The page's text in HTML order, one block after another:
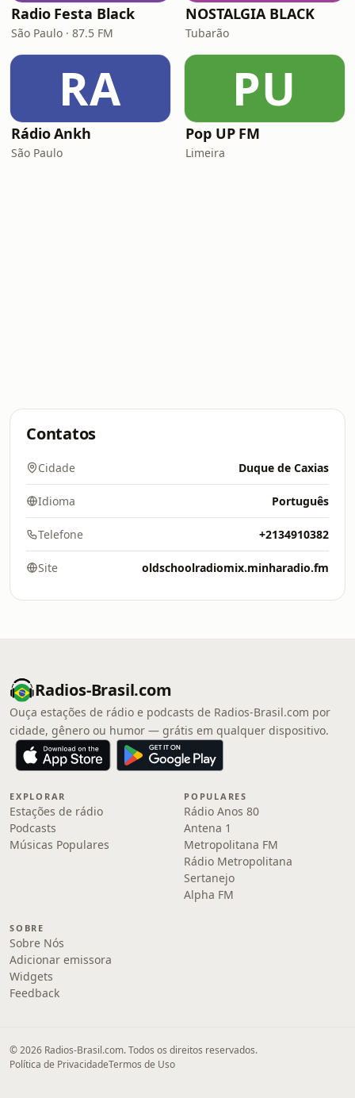
Radio Festa Black
São Paulo · 87.5 FM
NOSTALGIA BLACK
Tubarão
RA
Rádio Ankh
São Paulo
PU
Pop UP FM
Limeira
Contatos
Cidade Duque de Caxias
Idioma Português
Telefone +2134910382
Site oldschoolradiomix.minharadio.fm
Radios-Brasil.com
Ouça estações de rádio e podcasts de Radios-Brasil.com por
cidade, gênero ou humor — grátis em qualquer dispositivo.
EXPLORAR
Estações de rádio
Podcasts
Músicas Populares
POPULARES
Rádio Anos 80
Antena 1
Metropolitana FM
Rádio Metropolitana
Sertanejo
Alpha FM
SOBRE
Sobre Nós
Adicionar emissora
Widgets
Feedback
© 2026 Radios-Brasil.com. Todos os direitos reservados.
Política de PrivacidadeTermos de Uso